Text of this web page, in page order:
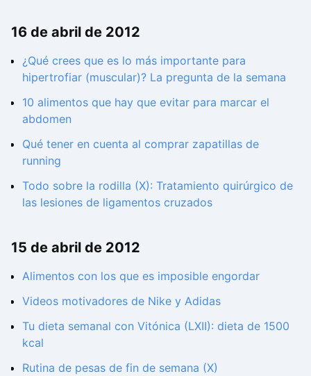
16 de abril de 2012
¿Qué crees que es lo más importante para
hipertrofiar (muscular)? La pregunta de la semana
10 alimentos que hay que evitar para marcar el
abdomen
Qué tener en cuenta al comprar zapatillas de
running
Todo sobre la rodilla (X): Tratamiento quirúrgico de
las lesiones de ligamentos cruzados
15 de abril de 2012
Alimentos con los que es imposible engordar
Videos motivadores de Nike y Adidas
Tu dieta semanal con Vitónica (LXII): dieta de 1500
kcal
Rutina de pesas de fin de semana (X)